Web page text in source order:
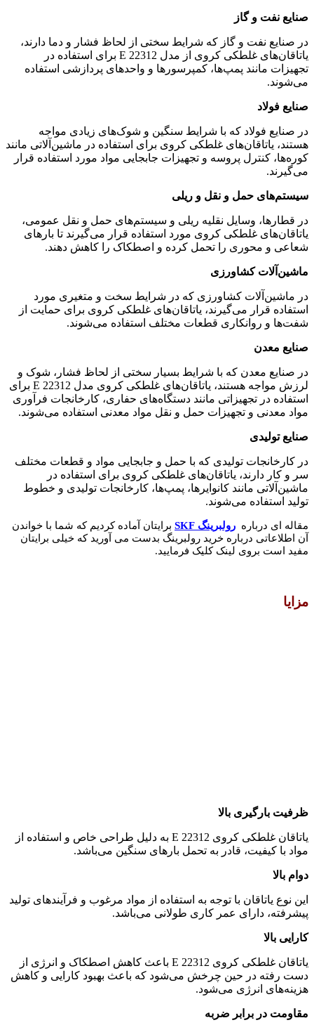
صنایع نفت و گاز
در صنایع نفت و گاز که شرایط سختی از لحاظ فشار و دما دارند،
یاتاقان‌های غلطکی کروی از مدل 22312 E برای استفاده در
تجهیزات مانند پمپ‌ها، کمپرسورها و واحدهای پردازشی استفاده
می‌شوند.
صنایع فولاد
در صنایع فولاد که با شرایط سنگین و شوک‌های زیادی مواجه
هستند، یاتاقان‌های غلطکی کروی برای استفاده در ماشین‌آلاتی مانند
کوره‌ها، کنترل پروسه و تجهیزات جابجایی مواد مورد استفاده قرار
می‌گیرند.
سیستم‌های حمل و نقل و ریلی
در قطارها، وسایل نقلیه ریلی و سیستم‌های حمل و نقل عمومی،
یاتاقان‌های غلطکی کروی مورد استفاده قرار می‌گیرند تا بارهای
شعاعی و محوری را تحمل کرده و اصطکاک را کاهش دهند.
ماشین‌آلات کشاورزی
در ماشین‌آلات کشاورزی که در شرایط سخت و متغیری مورد
استفاده قرار می‌گیرند، یاتاقان‌های غلطکی کروی برای حمایت از
شفت‌ها و روانکاری قطعات مختلف استفاده می‌شوند.
صنایع معدن
در صنایع معدن که با شرایط بسیار سختی از لحاظ فشار، شوک و
لرزش مواجه هستند، یاتاقان‌های غلطکی کروی مدل 22312 E برای
استفاده در تجهیزاتی مانند دستگاه‌های حفاری، کارخانجات فرآوری
مواد معدنی و تجهیزات حمل و نقل مواد معدنی استفاده می‌شوند.
صنایع تولیدی
در کارخانجات تولیدی که با حمل و جابجایی مواد و قطعات مختلف
سر و کار دارند، یاتاقان‌های غلطکی کروی برای استفاده در
ماشین‌آلاتی مانند کانوایرها، پمپ‌ها، کارخانجات تولیدی و خطوط
تولید استفاده می‌شوند.
مقاله ای درباره رولبرینگ SKF
برایتان آماده کردیم که شما با خواندن
آن اطلاعاتی درباره خرید رولبرینگ بدست می آورید که خیلی برایتان
مفید است بروی لینک کلیک فرمایید.
مزایا
ظرفیت بارگیری بالا
یاتاقان غلطکی کروی 22312 E به دلیل طراحی خاص و استفاده از
مواد با کیفیت، قادر به تحمل بارهای سنگین می‌باشد.
دوام بالا
این نوع یاتاقان با توجه به استفاده از مواد مرغوب و فرآیندهای تولید
پیشرفته، دارای عمر کاری طولانی می‌باشد.
کارایی بالا
یاتاقان غلطکی کروی 22312 E باعث کاهش اصطکاک و انرژی از
دست رفته در حین چرخش می‌شود که باعث بهبود کارایی و کاهش
هزینه‌های انرژی می‌شود.
مقاومت در برابر ضربه